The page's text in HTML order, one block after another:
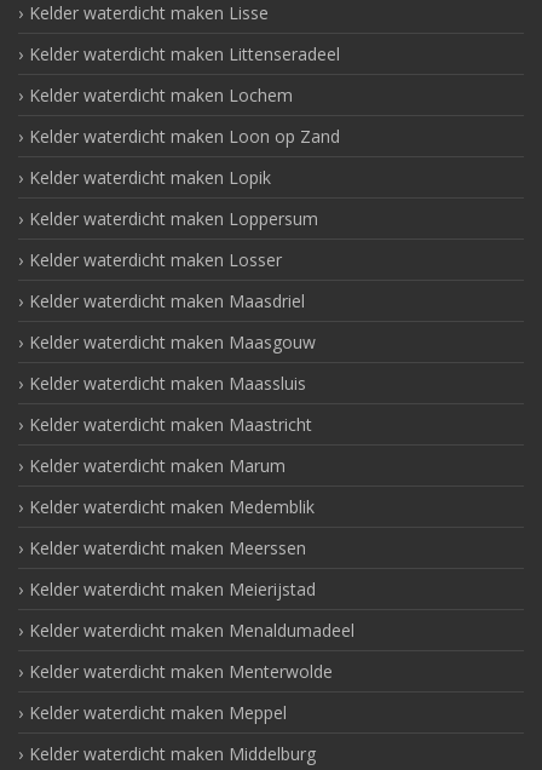
Kelder waterdicht maken Lisse
Kelder waterdicht maken Littenseradeel
Kelder waterdicht maken Lochem
Kelder waterdicht maken Loon op Zand
Kelder waterdicht maken Lopik
Kelder waterdicht maken Loppersum
Kelder waterdicht maken Losser
Kelder waterdicht maken Maasdriel
Kelder waterdicht maken Maasgouw
Kelder waterdicht maken Maassluis
Kelder waterdicht maken Maastricht
Kelder waterdicht maken Marum
Kelder waterdicht maken Medemblik
Kelder waterdicht maken Meerssen
Kelder waterdicht maken Meierijstad
Kelder waterdicht maken Menaldumadeel
Kelder waterdicht maken Menterwolde
Kelder waterdicht maken Meppel
Kelder waterdicht maken Middelburg